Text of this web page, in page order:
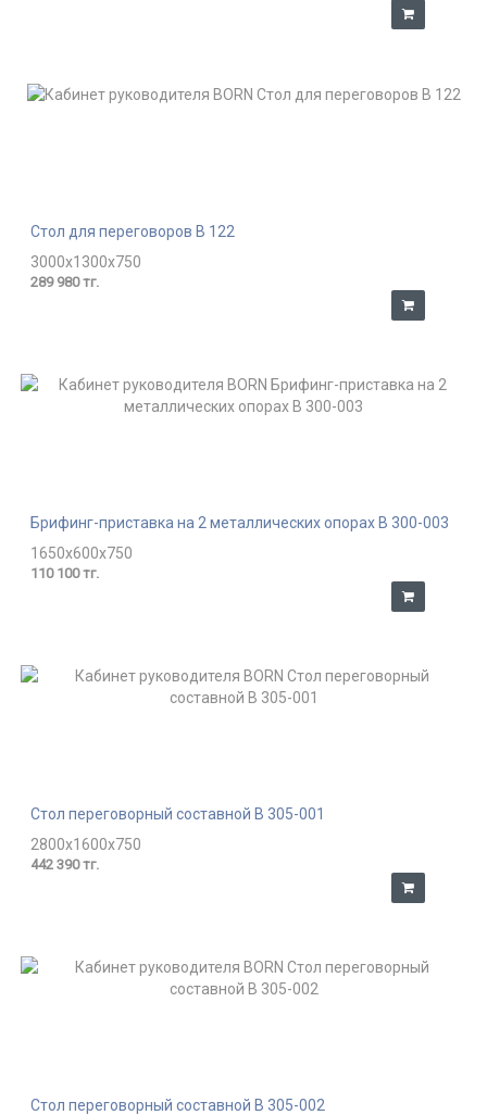
Стол для переговоров В 122
3000x1300x750
289 980 тг.
Брифинг-приставка на 2 металлических опорах В 300-003
1650x600x750
110 100 тг.
Стол переговорный составной В 305-001
2800x1600x750
442 390 тг.
Стол переговорный составной В 305-002